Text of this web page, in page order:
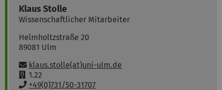
:
KlausStolle
Wissenschaftlicher Mitarbeiter
Helmholtzstraße 20
89081 Ulm
Email:
klaus.stolle(at)uni-ulm.de
R
o
1.22
P+49(0)731/50-31707